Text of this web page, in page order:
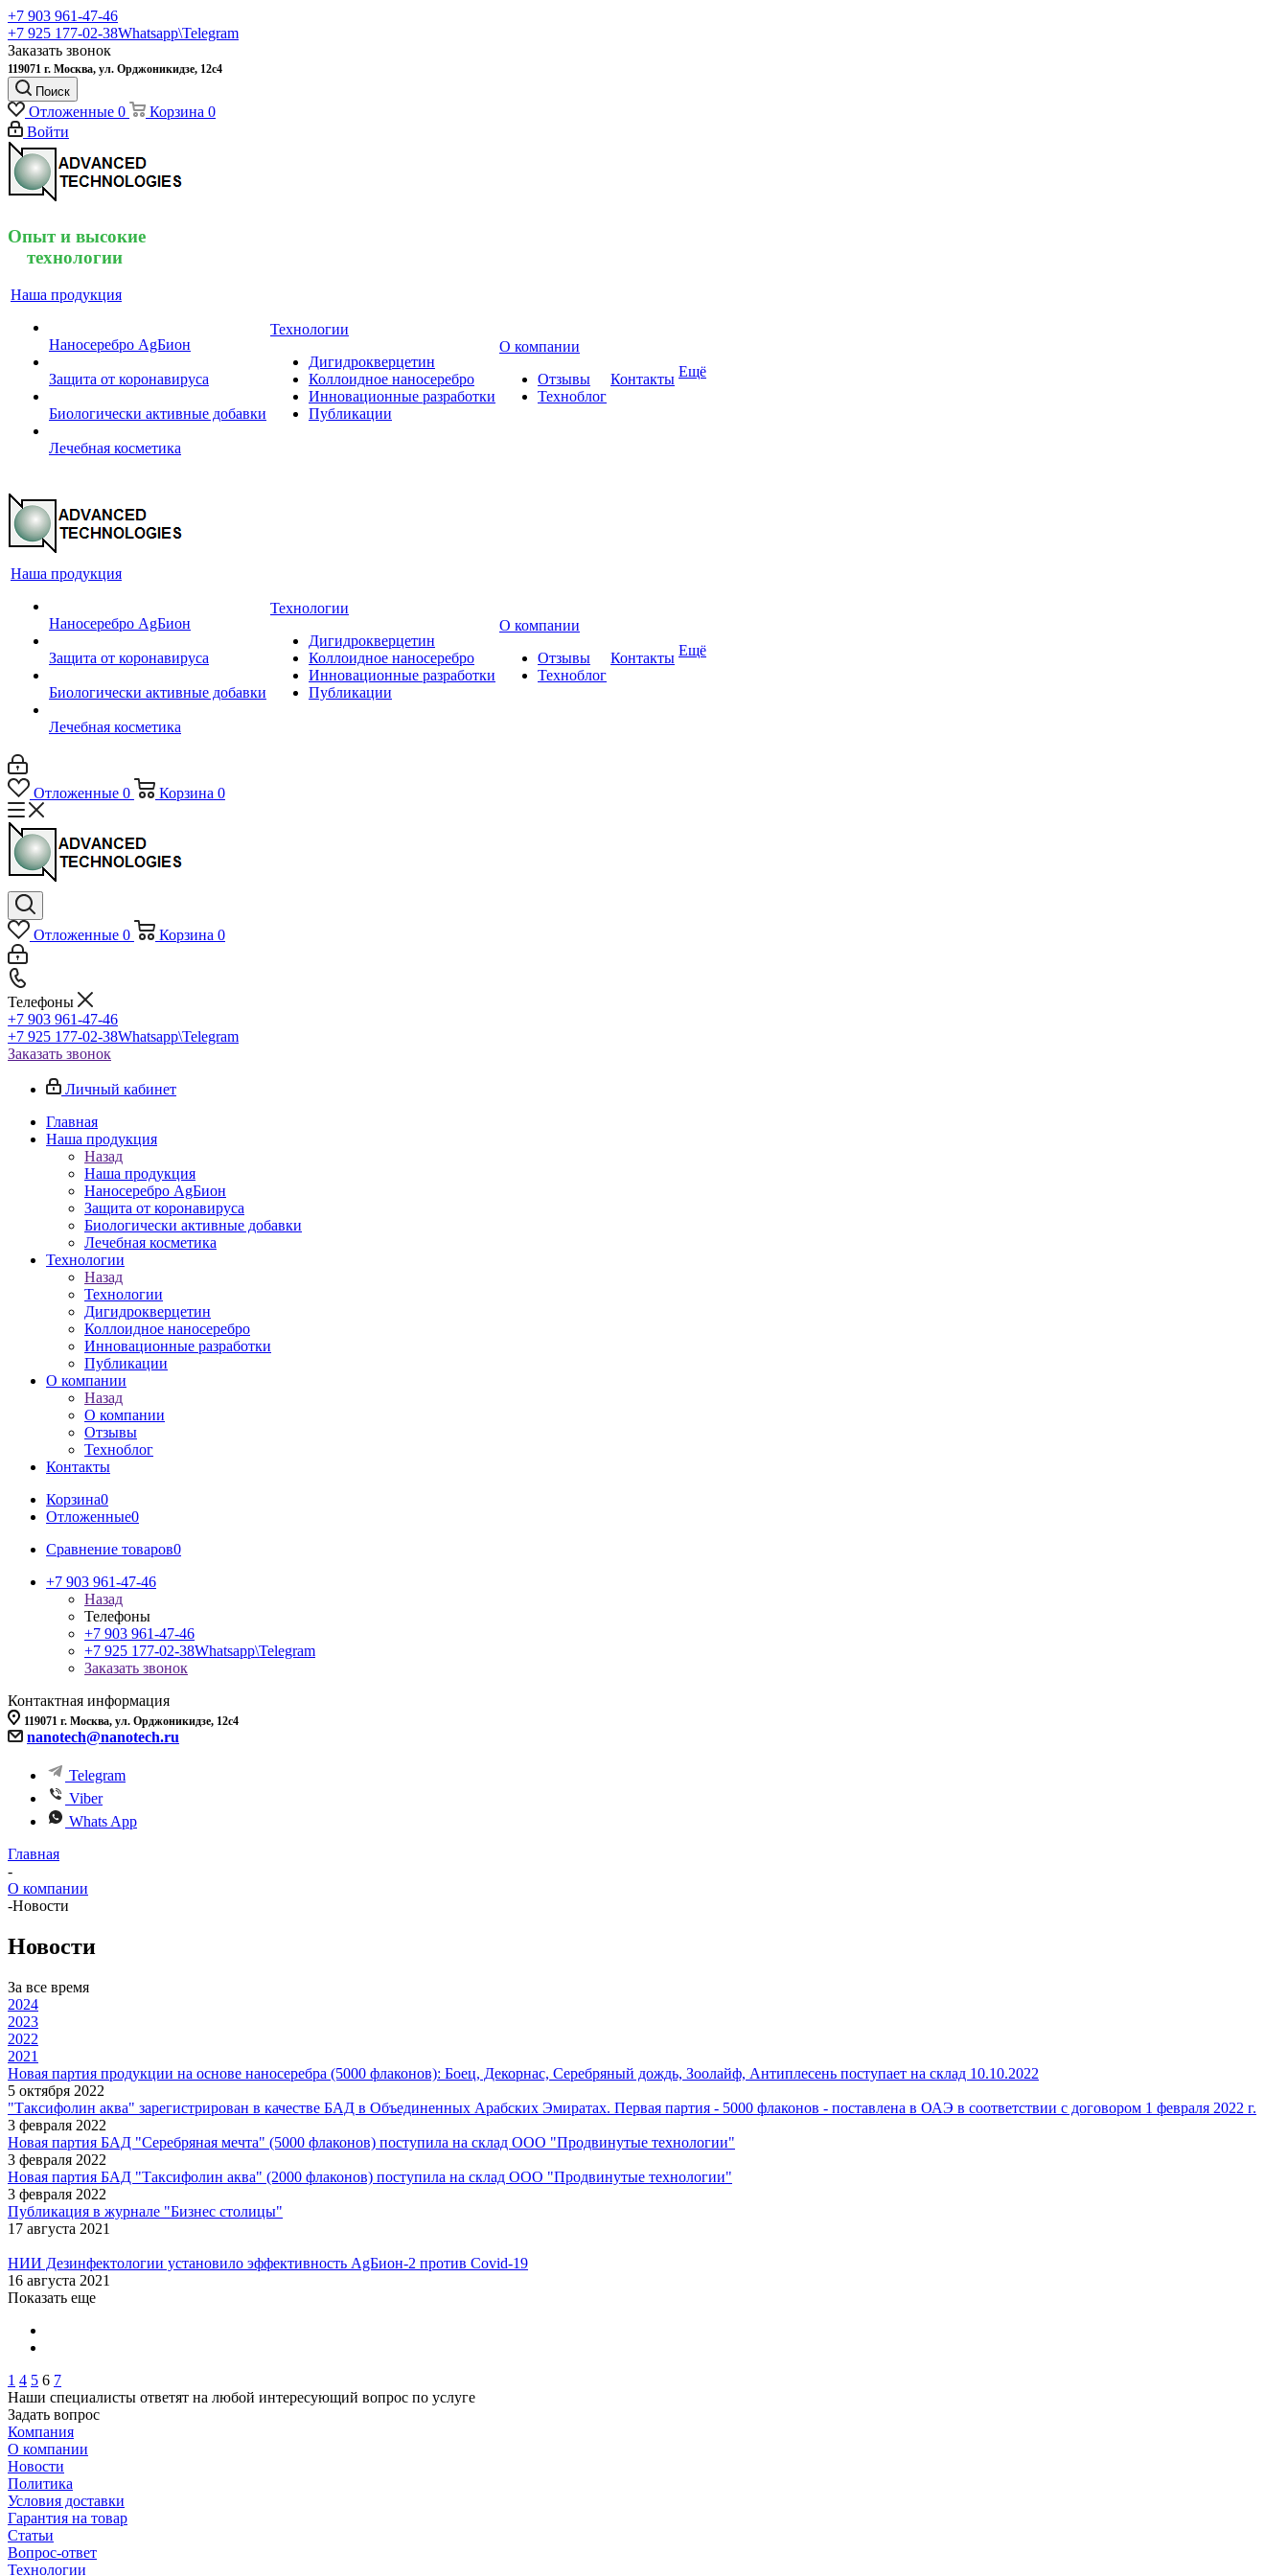
+7 903 961-47-46
+7 925 177-02-38Whatsapp\Telegram
Заказать звонок
119071 г. Москва, ул. Орджоникидзе, 12с4
Поиск
Отложенные 0 Корзина 0
Войти
Опыт и высокие
технологии
Наша продукция
Наносеребро AgБион
Защита от коронавируса
Биологически активные добавки
Лечебная косметика
Технологии
Дигидрокверцетин
Коллоидное наносеребро
Инновационные разработки
Публикации
О компании
Отзывы
Техноблог
Контакты Ещё
Наша продукция
Наносеребро AgБион
Защита от коронавируса
Биологически активные добавки
Лечебная косметика
Технологии
Дигидрокверцетин
Коллоидное наносеребро
Инновационные разработки
Публикации
О компании
Отзывы
Техноблог
Контакты Ещё
Отложенные 0 Корзина 0
Отложенные 0 Корзина 0
Телефоны
+7 903 961-47-46
+7 925 177-02-38Whatsapp\Telegram
Заказать звонок
Личный кабинет
Главная
Наша продукция
Назад
Наша продукция
Наносеребро AgБион
Защита от коронавируса
Биологически активные добавки
Лечебная косметика
Технологии
Назад
Технологии
Дигидрокверцетин
Коллоидное наносеребро
Инновационные разработки
Публикации
О компании
Назад
О компании
Отзывы
Техноблог
Контакты
Корзина0
Отложенные0
Сравнение товаров0
+7 903 961-47-46
Назад
Телефоны
+7 903 961-47-46
+7 925 177-02-38Whatsapp\Telegram
Заказать звонок
Контактная информация
119071 г. Москва, ул. Орджоникидзе, 12с4
nanotech@nanotech.ru
Telegram
Viber
Whats App
Главная
-
О компании
-Новости
Новости
За все время
2024
2023
2022
2021
Новая партия продукции на основе наносеребра (5000 флаконов): Боец, Декорнас, Серебряный дождь, Зоолайф, Антиплесень поступает на склад 10.10.2022
5 октября 2022
"Таксифолин аква" зарегистрирован в качестве БАД в Объединенных Арабских Эмиратах. Первая партия - 5000 флаконов - поставлена в ОАЭ в соответствии с договором 1 февраля 2022 г.
3 февраля 2022
Новая партия БАД "Серебряная мечта" (5000 флаконов) поступила на склад ООО "Продвинутые технологии"
3 февраля 2022
Новая партия БАД "Таксифолин аква" (2000 флаконов) поступила на склад ООО "Продвинутые технологии"
3 февраля 2022
Публикация в журнале "Бизнес столицы"
17 августа 2021
НИИ Дезинфектологии установило эффективность AgБион-2 против Covid-19
16 августа 2021
Показать еще
1 4 5 6 7
Наши специалисты ответят на любой интересующий вопрос по услуге
Задать вопрос
Компания
О компании
Новости
Политика
Условия доставки
Гарантия на товар
Статьи
Вопрос-ответ
Технологии